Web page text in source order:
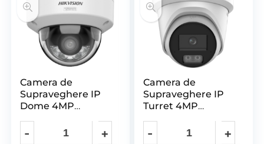
Camera de
Supraveghere IP
Dome 4MP
2CD2147G3-
LIY(2.8MM), Lentila
Camera de
Supraveghere IP
Turret 4MP
2CD2347G3-
LI2UY(2.8MM),